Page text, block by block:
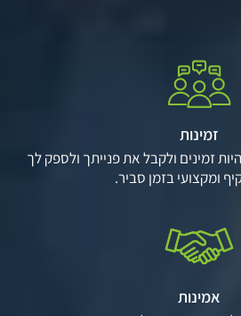
זמינות
זמינים ולקבל את פנייתך ולספק לך
ומקצועי בזמן סביר.
אמינות